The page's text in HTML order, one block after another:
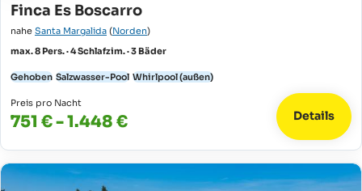
Finca Es Boscarro
nahe Santa Margalida (Norden)
max. 8 Pers. · 4 Schlafzim. · 3 Bäder
Gehoben Salzwasser-Pool Whirlpool (außen)
Preis pro Nacht
751 € - 1.448 € Details